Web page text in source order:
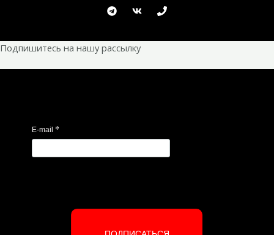
Подпишитесь на нашу рассылку
E-mail *